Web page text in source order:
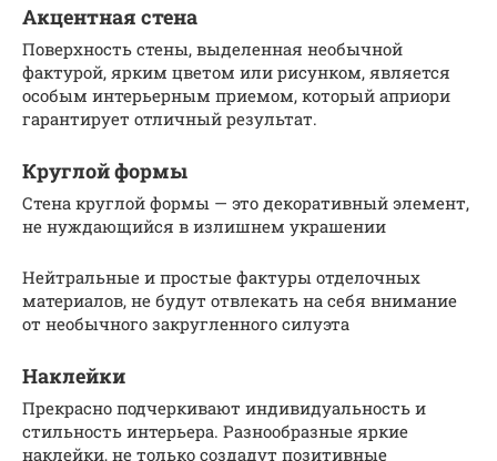
Акцентная стена
Поверхность стены, выделенная необычной
фактурой, ярким цветом или рисунком, является
особым интерьерным приемом, который априори
гарантирует отличный результат.
Круглой формы
Стена круглой формы — это декоративный элемент,
не нуждающийся в излишнем украшении
Нейтральные и простые фактуры отделочных
материалов, не будут отвлекать на себя внимание
от необычного закругленного силуэта
Наклейки
Прекрасно подчеркивают индивидуальность и
стильность интерьера. Разнообразные яркие
наклейки, не только создадут позитивные